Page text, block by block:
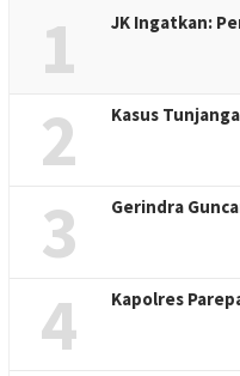
1 JK Ingatkan:
2 Kasus
3 Gerindra
4 Kapolres